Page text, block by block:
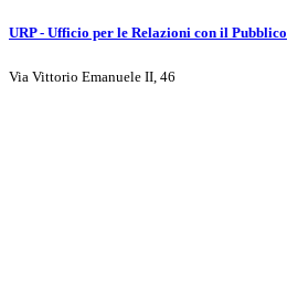
URP - Ufficio per le Relazioni con il Pubblico
Via Vittorio Emanuele II, 46